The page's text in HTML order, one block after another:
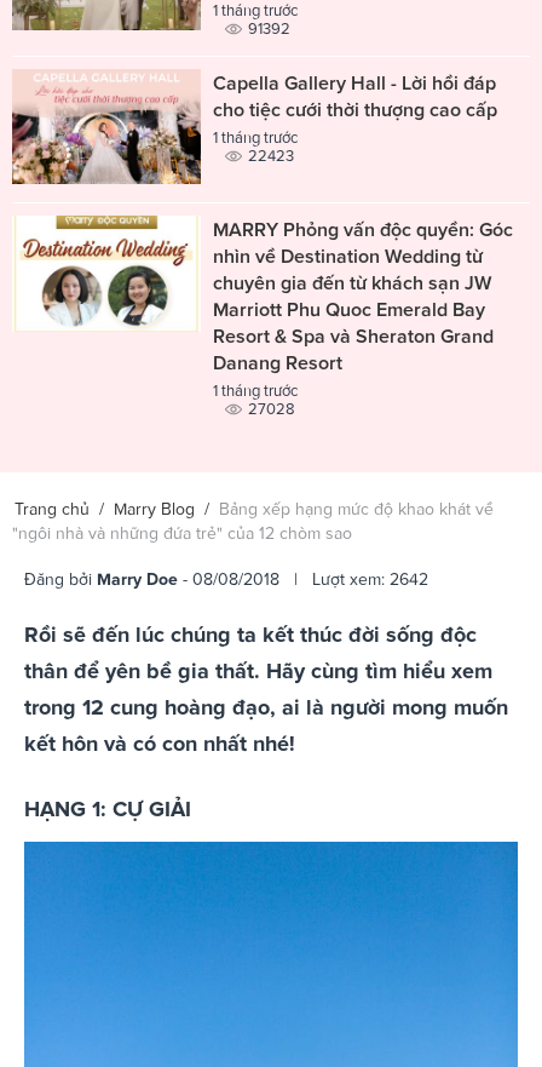
1 tháng trước
91392
Capella Gallery Hall - Lời hồi đáp
cho tiệc cưới thời thượng cao cấp
1 tháng trước
22423
MARRY Phỏng vấn độc quyền: Góc
nhìn về Destination Wedding từ
chuyên gia đến từ khách sạn JW
Marriott Phu Quoc Emerald Bay
Resort & Spa và Sheraton Grand
Danang Resort
1 tháng trước
27028
Trang chủ / Marry Blog / Bảng xếp hạng mức độ khao khát về
"ngôi nhà và những đứa trẻ" của 12 chòm sao
Đăng bởi Marry Doe - 08/08/2018 | Lượt xem: 2642
Rồi sẽ đến lúc chúng ta kết thúc đời sống độc
thân để yên bề gia thất. Hãy cùng tìm hiểu xem
trong 12 cung hoàng đạo, ai là người mong muốn
kết hôn và có con nhất nhé!
HẠNG 1: CỰ GIẢI